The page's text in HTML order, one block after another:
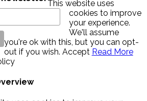
This website uses
cookies to improve
your experience.
We'll assume
you're ok with this, but you can opt-
out if you wish. Accept Read More